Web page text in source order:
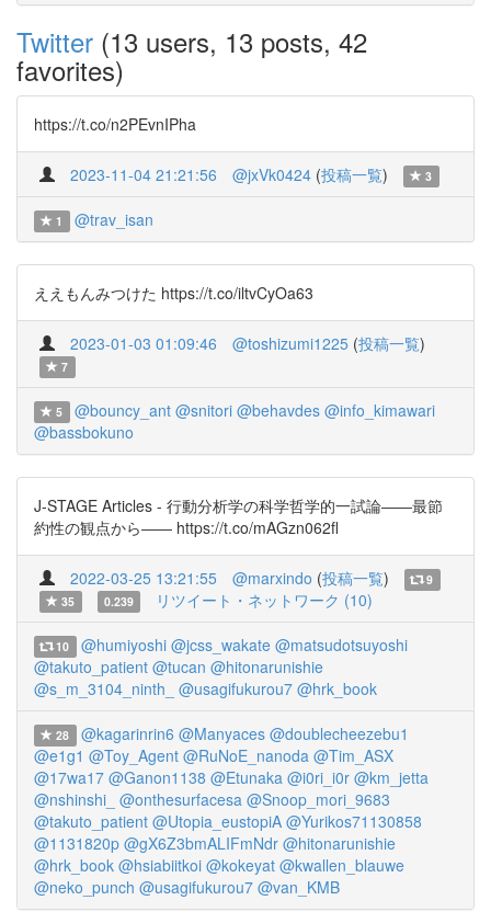
Twitter (13 users, 13 posts, 42
favorites)
https://t.co/n2PEvnIPha
2023-11-04 21:21:56 @jxVk0424 (投稿一覧) 3
1 @trav_isan
ええもんみつけた https://t.co/iltvCyOa63
2023-01-03 01:09:46 @toshizumi1225 (投稿一覧)
7
5 @bouncy_ant @snitori @behavdes @info_kimawari
@bassbokuno
J-STAGE Articles - 行動分析学の科学哲学的一試論――最節
約性の観点から―― https://t.co/mAGzn062fl
2022-03-25 13:21:55 @marxindo (投稿一覧)
9
35
0.239 リツイート・ネットワーク (10)
10 @humiyoshi @jcss_wakate @matsudotsuyoshi
@takuto_patient @tucan @hitonarunishie
@s_m_3104_ninth_
@usagifukurou7 @hrk_book
28 @kagarinrin6 @Manyaces @doublecheezebu1
@e1g1 @Toy_Agent @RuNoE_nanoda @Tim_ASX
@17wa17 @Ganon1138 @Etunaka @i0ri_i0r @km_jetta
@nshinshi_ @onthesurfacesa @Snoop_mori_9683
@takuto_patient @Utopia_eustopiA @Yurikos71130858
@1131820p @gX6Z3bmALIFmNdr @hitonarunishie
@hrk_book @hsiabiitkoi @kokeyat @kwallen_blauwe
@neko_punch @usagifukurou7 @van_KMB